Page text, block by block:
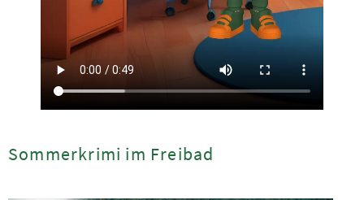
Sommerkrimi im Freibad